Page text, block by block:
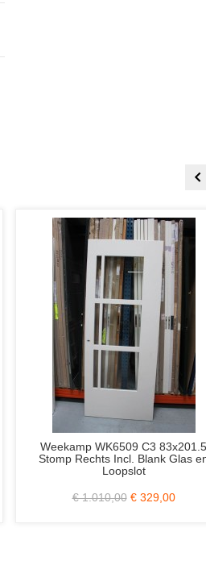
Weekamp WK6314 C 103x231.5
Stomp Incl. Blank Glas Zonder Slotgat
(Schuifdeur)
€ 917,00 € 379,00